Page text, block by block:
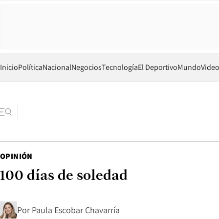
InicioPolíticaNacionalNegociosTecnologíaEl DeportivoMundo
OPINIÓN
100 días de soledad
Por Paula Escobar Chavarría